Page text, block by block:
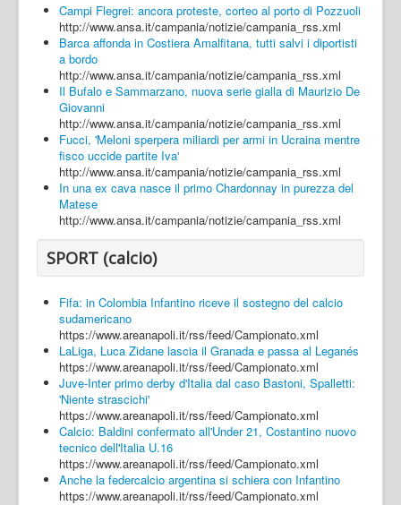
Campi Flegrei: ancora proteste, corteo al porto di Pozzuoli
http://www.ansa.it/campania/notizie/campania_rss.xml
Barca affonda in Costiera Amalfitana, tutti salvi i diportisti
a bordo
http://www.ansa.it/campania/notizie/campania_rss.xml
Il Bufalo e Sammarzano, nuova serie gialla di Maurizio De
Giovanni
http://www.ansa.it/campania/notizie/campania_rss.xml
Fucci, 'Meloni sperpera miliardi per armi in Ucraina mentre
fisco uccide partite Iva'
http://www.ansa.it/campania/notizie/campania_rss.xml
In una ex cava nasce il primo Chardonnay in purezza del
Matese
http://www.ansa.it/campania/notizie/campania_rss.xml
SPORT (calcio)
Fifa: in Colombia Infantino riceve il sostegno del calcio
sudamericano
https://www.areanapoli.it/rss/feed/Campionato.xml
LaLiga, Luca Zidane lascia il Granada e passa al Leganés
https://www.areanapoli.it/rss/feed/Campionato.xml
Juve-Inter primo derby d'Italia dal caso Bastoni, Spalletti:
'Niente strascichi'
https://www.areanapoli.it/rss/feed/Campionato.xml
Calcio: Baldini confermato all'Under 21, Costantino nuovo
tecnico dell'Italia U.16
https://www.areanapoli.it/rss/feed/Campionato.xml
Anche la federcalcio argentina si schiera con Infantino
https://www.areanapoli.it/rss/feed/Campionato.xml